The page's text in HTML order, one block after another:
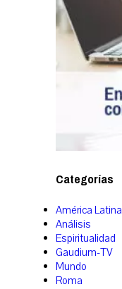
Categorías
América Latina
Análisis
Espiritualidad
Gaudium-TV
Mundo
Roma